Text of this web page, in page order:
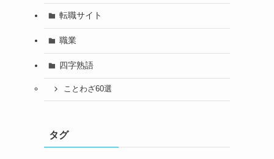
転職サイト
職業
四字熟語
ことわざ60選
タグ